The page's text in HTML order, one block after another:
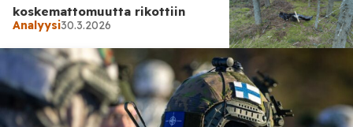
koskemattomuutta rikottiin
Analyysi30.3.2026
Analyysi 29.3.2026
Pyhään Ukrainaan riittää rahaa
– Suomen vähäosaisille ei